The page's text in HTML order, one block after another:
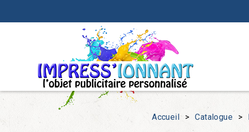
Accueil > Catalogue >